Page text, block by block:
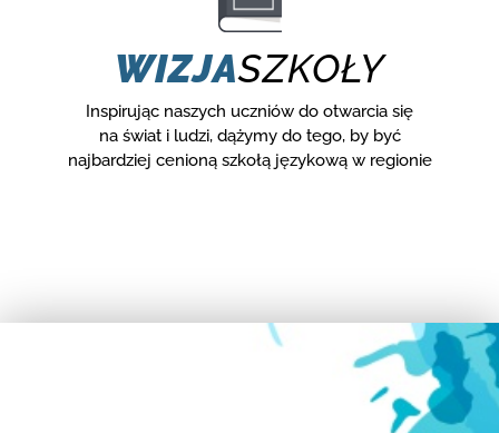
WIZJASZKOŁY
Inspirując naszych uczniów do otwarcia się
na świat i ludzi, dążymy do tego, by być
najbardziej cenioną szkołą językową w regionie